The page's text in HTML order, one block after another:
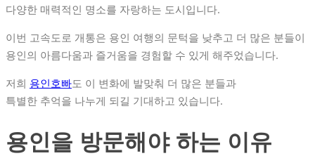
다양한 매력적인 명소를 자랑하는 도시입니다.
이번 고속도로 개통은 용인 여행의 문턱을 낮추고 더 많은 분들이
용인의 아름다움과 즐거움을 경험할 수 있게 해주었습니다.
저희 용인호빠도 이 변화에 발맞춰 더 많은 분들과
특별한 추억을 나누게 되길 기대하고 있습니다.
용인을 방문해야 하는 이유